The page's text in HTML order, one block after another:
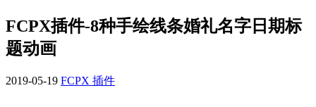
FCPX插件-8种手绘线条婚礼名字日期标
题动画
2019-05-19 FCPX 插件